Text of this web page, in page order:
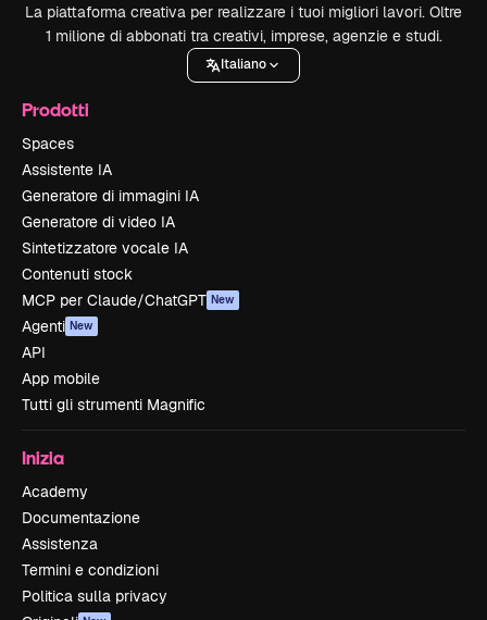
La piattaforma creativa per realizzare i tuoi migliori lavori. Oltre
1 milione di abbonati tra creativi, imprese, agenzie e studi.
Italiano
Prodotti
Spaces
Assistente IA
Generatore di immagini IA
Generatore di video IA
Sintetizzatore vocale IA
Contenuti stock
MCP per Claude/ChatGPT New
Agenti New
API
App mobile
Tutti gli strumenti Magnific
Inizia
Academy
Documentazione
Assistenza
Termini e condizioni
Politica sulla privacy